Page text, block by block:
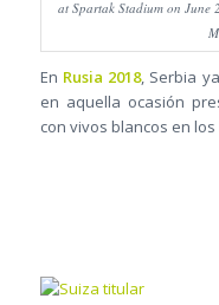
at Spartak Stadium on June
En Rusia 2018, Serbia
en aquella ocasión
con vivos blancos en